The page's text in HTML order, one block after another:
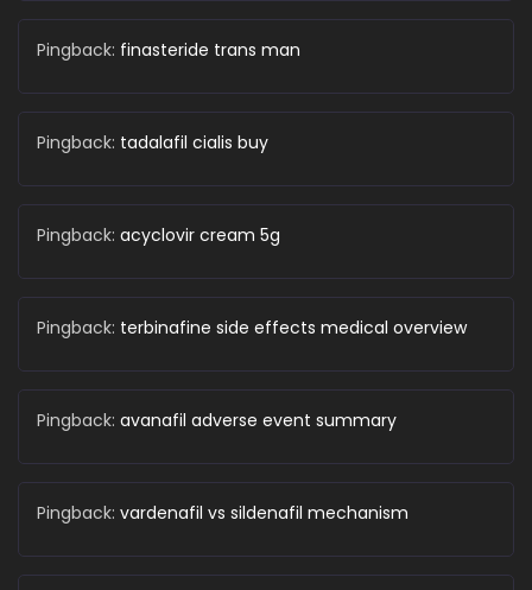
Pingback: finasteride trans man
Pingback: tadalafil cialis buy
Pingback: acyclovir cream 5g
Pingback: terbinafine side effects medical overview
Pingback: avanafil adverse event summary
Pingback: vardenafil vs sildenafil mechanism